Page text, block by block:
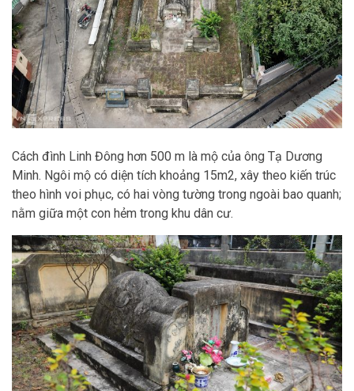
Cách đình Linh Đông hơn 500 m là mộ của ông Tạ Dương
Minh. Ngôi mộ có diện tích khoảng 15m2, xây theo kiến trúc
theo hình voi phục, có hai vòng tường trong ngoài bao quanh;
nằm giữa một con hẻm trong khu dân cư.